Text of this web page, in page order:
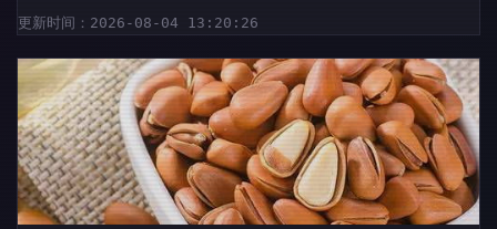
更新时间：2026-08-04 13:20:26